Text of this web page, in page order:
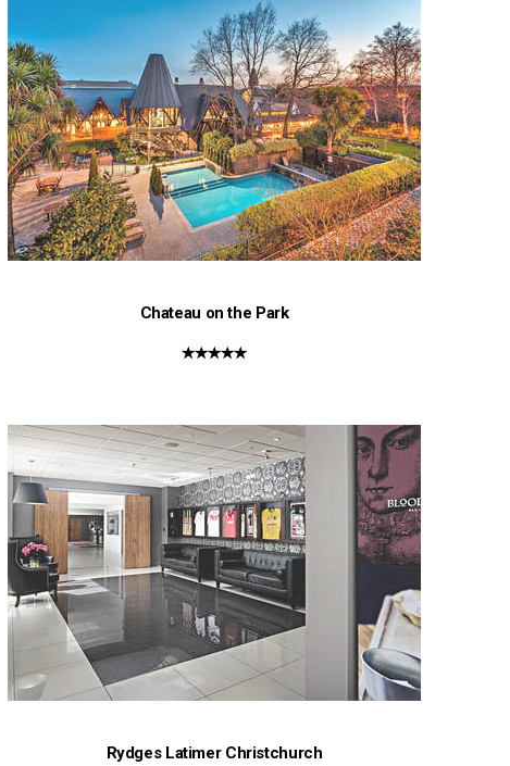
Chateau on the Park
★★★★★
Rydges Latimer Christchurch